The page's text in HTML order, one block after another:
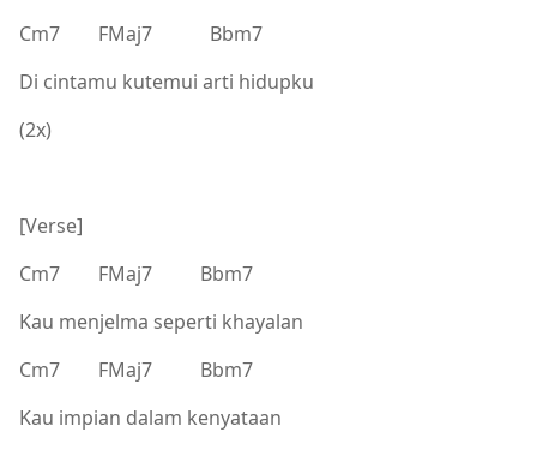
Cm7 FMaj7 Bbm7
Di cintamu kutemui arti hidupku
(2x)
[Verse]
Cm7 FMaj7 Bbm7
Kau menjelma seperti khayalan
Cm7 FMaj7 Bbm7
Kau impian dalam kenyataan